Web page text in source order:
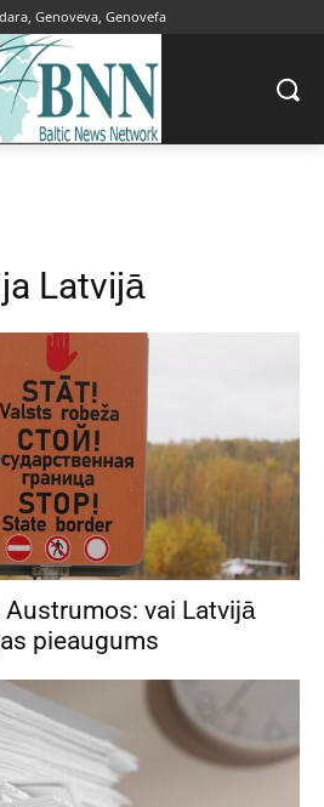
Genoveva, Genovefa
Latvijā
vai Latvijā
pieaugums